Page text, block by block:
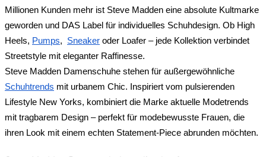
Millionen Kunden mehr ist Steve Madden eine absolute Kultmarke
geworden und DAS Label für individuelles Schuhdesign. Ob High
Heels, Pumps, Sneaker oder Loafer – jede Kollektion verbindet
Streetstyle mit eleganter Raffinesse.
Steve Madden Damenschuhe stehen für außergewöhnliche
Schuhtrends mit urbanem Chic. Inspiriert vom pulsierenden
Lifestyle New Yorks, kombiniert die Marke aktuelle Modetrends
mit tragbarem Design – perfekt für modebewusste Frauen, die
ihren Look mit einem echten Statement-Piece abrunden möchten.